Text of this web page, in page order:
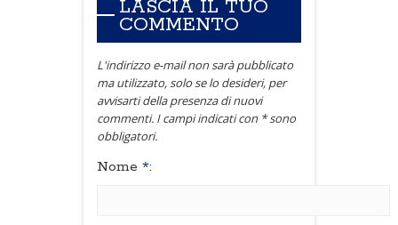
LASCIA IL TUO
COMMENTO
L'indirizzo e-mail non sarà pubblicato
ma utilizzato, solo se lo desideri, per
avvisarti della presenza di nuovi
commenti. I campi indicati con * sono
obbligatori.
Nome *: